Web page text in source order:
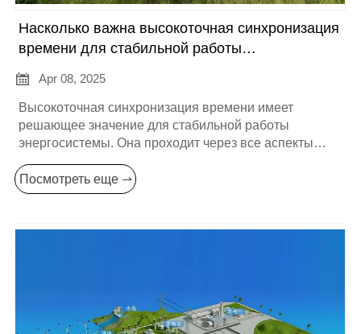
Насколько важна высокоточная синхронизация
времени для стабильной работы
 Apr 08, 2025
Высокоточная синхронизация времени имеет
решающее значение для стабильной работы
энергосистемы. Она проходит через все аспекты
передачи до распределения и потребления
электроэнергии, и все они неотделимы от точной
рассмотрим ее важность с разных сторон:
Посмотреть еще ⇀